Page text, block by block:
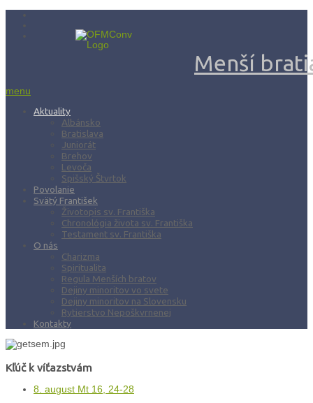
Menší
menu
Aktuality
Albánsko
Bratislava
Juniorát
Brehov
Levoča
Spišský Štvrtok
Povolanie
Svätý František
Životopis sv. Františka
Chronológia života sv. Františka
Testament sv. Františka
O nás
Charizma
Spiritualita
Regula Menších bratov
Dejiny minoritov vo svete
Dejiny minoritov na Slovensku
Rytierstvo Nepoškvrnenej
Kontakty
Kľúč k víťazstvám
8. august Mt 16, 24-28